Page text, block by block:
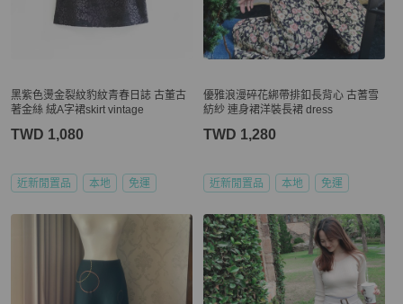
黑紫色燙金裂紋豹紋青春日誌 古董古
著金絲 絨A字裙skirt vintage
TWD 1,080
近新閒置品 本地 免運
優雅浪漫碎花綁帶排釦長背心 古蓍雪
紡紗 連身裙洋裝長裙 dress
TWD 1,280
近新閒置品 本地 免運